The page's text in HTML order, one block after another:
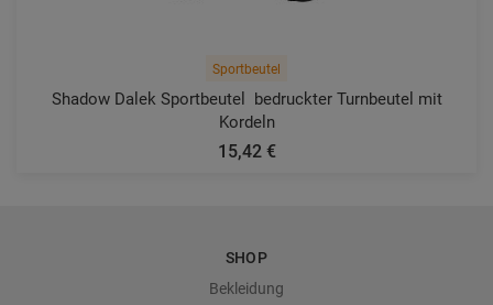
Sportbeutel
Shadow Dalek Sportbeutel  bedruckter Turnbeutel mit
Kordeln
15,42 €
SHOP
Bekleidung